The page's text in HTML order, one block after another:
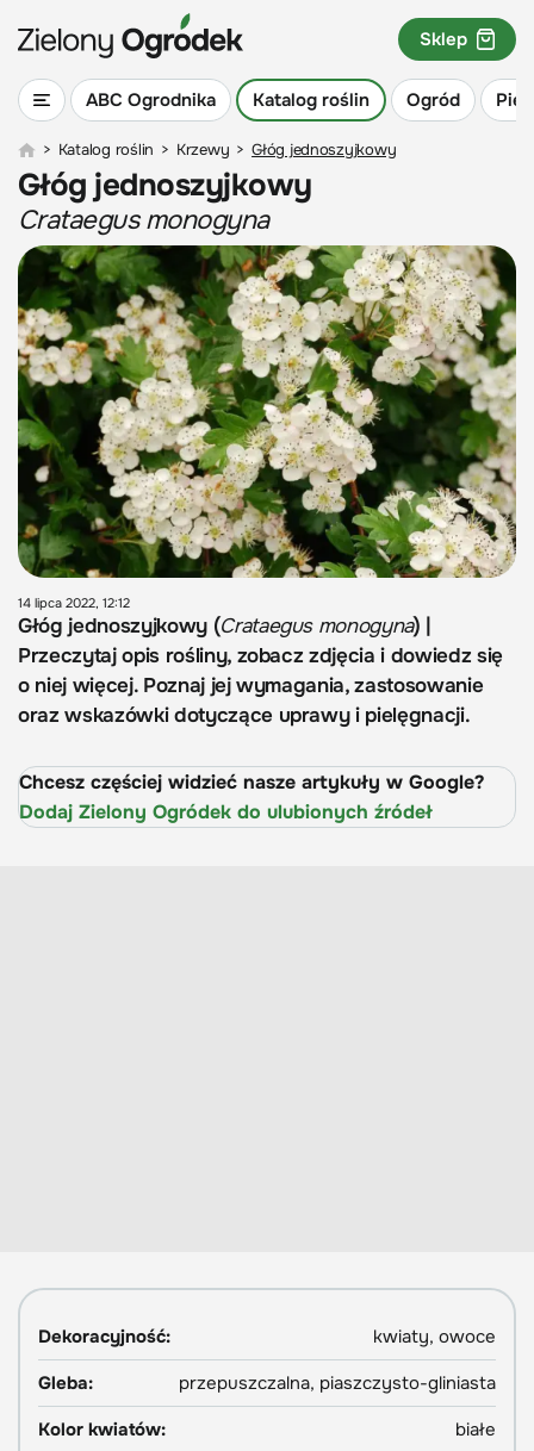
ABC Ogrodnika Katalog roślin Ogród
Sklep
> Katalog roślin > Krzewy > Głóg jednoszyjkowy
Głóg jednoszyjkowy
Crataegus monogyna
14 lipca 2022, 12:12
Głóg jednoszyjkowy (Crataegus monogyna) |
Przeczytaj opis rośliny, zobacz zdjęcia i dowiedz się
o niej więcej. Poznaj jej wymagania, zastosowanie
oraz wskazówki dotyczące uprawy i pielęgnacji.
Chcesz częściej widzieć nasze artykuły w Google?
Dodaj Zielony Ogródek do ulubionych źródeł
Dekoracyjność:
kwiaty, owoce
Gleba:
przepuszczalna, piaszczysto-gliniasta
Kolor kwiatów:
białe